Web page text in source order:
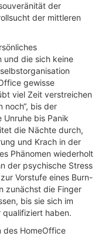
der
der mittleren
und die sich keine
gewisse
viel Zeit verstreichen
noch“, bis der
Unruhe bis Panik
die Nächte durch,
und Krach in der
Phänomen wiederholt
der psychische Stress
Vorstufe eines Burn-
zunächst die Finger
bis sie sich im
qualifiziert haben.
des HomeOffice